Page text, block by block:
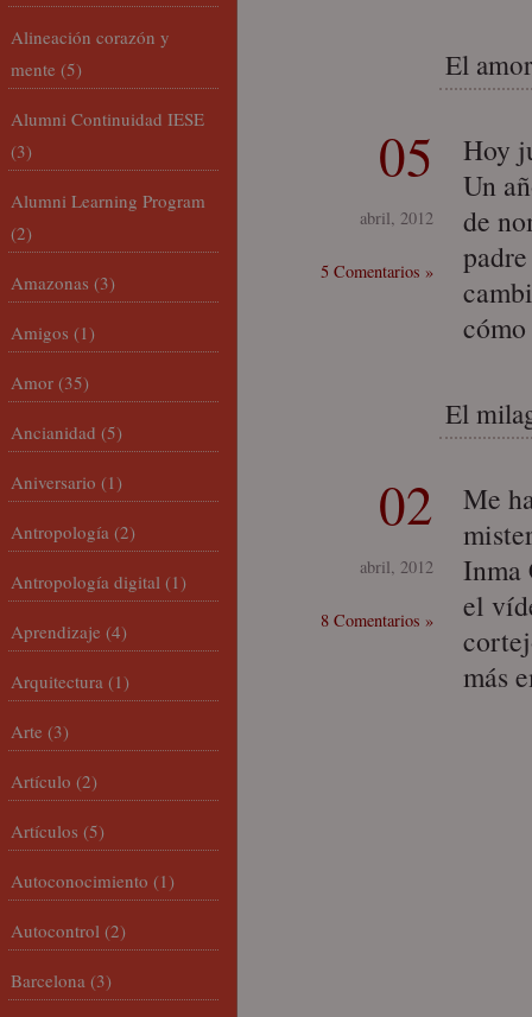
El
05
abril, 2012
5 Comentarios »
Hoy
Un
de
El
02
abril, 2012
8 Comentarios »
Me
Inma
el
más
Alineación corazón y
mente (5)
Alumni Continuidad IESE
(3)
Alumni Learning Program
(2)
Amazonas (3)
Amigos (1)
Amor (35)
Ancianidad (5)
Aniversario (1)
Antropología (2)
Antropología digital (1)
Aprendizaje (4)
Arquitectura (1)
Arte (3)
Artículo (2)
Artículos (5)
Autoconocimiento (1)
Autocontrol (2)
Barcelona (3)